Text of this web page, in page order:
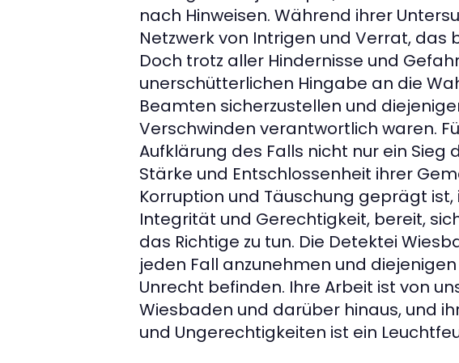
nach Hinweisen. Während ihrer
Netzwerk von Intrigen und Verrat, das
Doch trotz aller Hindernisse und
unerschütterlichen Hingabe an die
Beamten sicherzustellen und
Verschwinden verantwortlich waren.
Aufklärung des Falls nicht nur ein
Stärke und Entschlossenheit ihrer
Korruption und Täuschung geprägt
Integrität und Gerechtigkeit, bereit,
das Richtige zu tun. Die Detektei
jeden Fall anzunehmen und
Unrecht befinden. Ihre Arbeit ist von
Wiesbaden und darüber hinaus, und
und Ungerechtigkeiten ist ein